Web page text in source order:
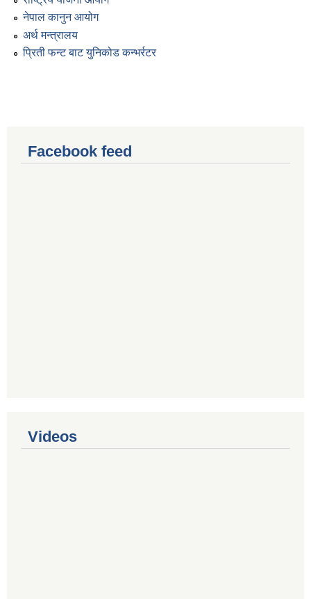
नेपाल कानुन आयोग
अर्थ मन्त्रालय
प्रिती फन्ट बाट युनिकोड कन्भर्रटर
Facebook feed
Videos